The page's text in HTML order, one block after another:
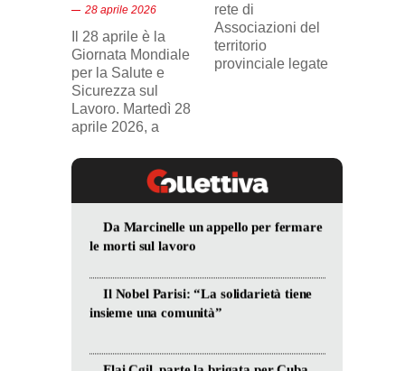
28 aprile 2026
Il 28 aprile è la
Giornata Mondiale
per la Salute e
Sicurezza sul
Lavoro. Martedì 28
aprile 2026, a
rete di
Associazioni del
territorio
provinciale legate